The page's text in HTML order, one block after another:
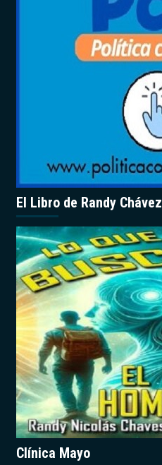
El Libro de Randy Chávez
Clínica Mayo